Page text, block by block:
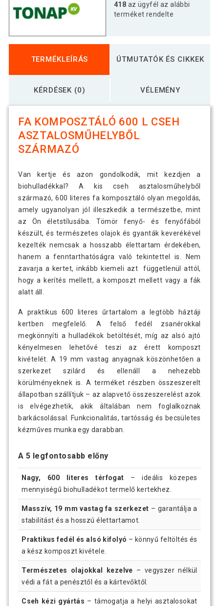
418 az ügyfél az alábbi
terméket rendelte
TERMÉKLEÍRÁS ÚTMUTATÓK ÉS CIKKEK
KÉRDÉSEK (0) VÉLEMÉNY
FA KOMPOSZTÁLÓ 600 L CSEH
ASZTALOSMŰHELYBŐL
SZÁRMAZÓ
Van kertje és azon gondolkodik, mit kezdjen a
biohulladékkal? A kis cseh asztalosműhelyből
származó, 600 literes fa komposztáló olyan megoldás,
amely ugyanolyan jól illeszkedik a természetbe, mint
az Ön életstílusába. Tömör fenyő- és fenyőfából
készült, és természetes olajok és gyanták keverékével
kezelték nemcsak a hosszabb élettartam érdekében,
hanem a fenntarthatóságra való tekintettel is. Nem
zavarja a kertet, inkább kiemeli azt függetlenül attól,
hogy a kerítés mellett, a komposzt mellett vagy a fák
alatt áll.
A praktikus 600 literes űrtartalom a legtöbb háztáji
kertben megfelelő. A felső fedél zsanérokkal
megkönnyíti a hulladékok betöltését, míg az alsó ajtó
kényelmesen lehetővé teszi az érett komposzt
kivételét. A 19 mm vastag anyagnak köszönhetően a
szerkezet szilárd és ellenáll a nehezebb
körülményeknek is. A terméket részben összeszerelt
állapotban szállítjuk – az alapvető összeszerelést azok
is elvégezhetik, akik általában nem foglalkoznak
barkácsolással. Funkcionalitás, tartósság és becsületes
kézműves munka egy darabban.
A 5 legfontosabb előny
Nagy, 600 literes térfogat – ideális közepes
mennyiségű biohulladékot termelő kertekhez.
Masszív, 19 mm vastag fa szerkezet – garantálja a
stabilitást és a hosszú élettartamot.
Praktikus fedél és alsó kifolyó – könnyű feltöltés és
a kész komposzt kivétele.
Természetes olajokkal kezelve – vegyszer nélkül
védi a fát a penésztől és a kártevőktől.
Cseh kézi gyártás – támogatja a helyi asztalosokat